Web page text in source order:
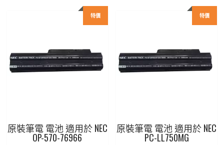
特價
原裝筆電 電池 適用於 NEC
OP-570-76966
特價
原裝筆電 電池 適用於 NEC
PC-LL750MG